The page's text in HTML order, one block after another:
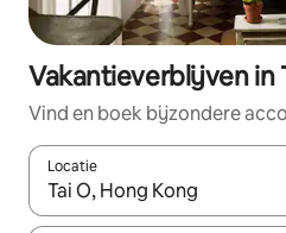
Vakantieverblijven in
Vind en boek bijzondere
Locatie
Wanneer er resultaten